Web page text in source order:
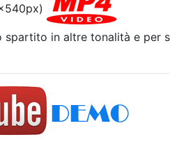
in altre tonalità e per